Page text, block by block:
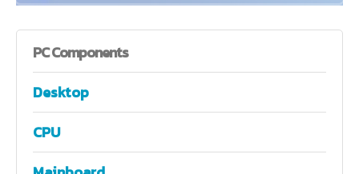
PCComponents
Desktop
CPU